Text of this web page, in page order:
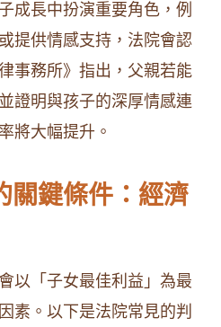
成長中扮演重要角色，例
提供情感支持，法院會認
事務所》指出，父親若能
證明與孩子的深厚情感連
將大幅提升。
關鍵條件：經濟
以「子女最佳利益」為最
素。以下是法院常見的判